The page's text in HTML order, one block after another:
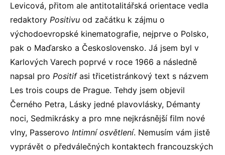
Levicová, přitom ale antitotalitářská orientace vedla
redaktory Positivu od začátku k zájmu o
východoevropské kinematografie, nejprve o Polsko,
pak o Maďarsko a Československo. Já jsem byl v
Karlových Varech poprvé v roce 1966 a následně
napsal pro Positifasi třicetistránkový text s názvem
Les trois coups de Prague. Tehdy jsem objevil
Černého Petra, Lásky jedné plavovlásky, Démanty
noci, Sedmikrásky a pro mne nejkrásnější film nové
vlny, Passerovo Intimní osvětlení. Nemusím vám jistě
vyprávět o předválečných kontaktech francouzských